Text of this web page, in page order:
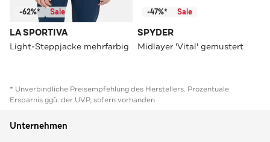
-62%* Sale
LA SPORTIVA
Light-Steppjacke mehrfarbig
-47%* Sale
SPYDER
Midlayer 'Vital' gemustert
* Unverbindliche Preisempfehlung des Herstellers. Prozentuale
Ersparnis ggü. der UVP, sofern vorhanden
Unternehmen